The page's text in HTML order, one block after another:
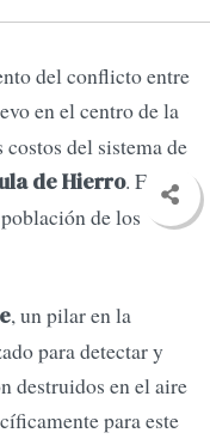
del conflicto entre
en el centro de la
del sistema de
de Hierro. Este
de los
, un pilar en la
para detectar y
destruidos en el aire
para este